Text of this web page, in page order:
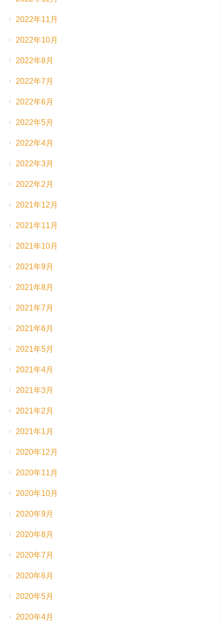
2022年11月
2022年10月
2022年8月
2022年7月
2022年6月
2022年5月
2022年4月
2022年3月
2022年2月
2021年12月
2021年11月
2021年10月
2021年9月
2021年8月
2021年7月
2021年6月
2021年5月
2021年4月
2021年3月
2021年2月
2021年1月
2020年12月
2020年11月
2020年10月
2020年9月
2020年8月
2020年7月
2020年6月
2020年5月
2020年4月